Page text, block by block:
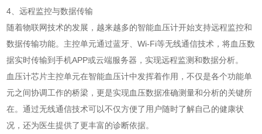
4、远程监控与数据传输
随着物联网技术的发展，越来越多的智能血压计开始支持远程监控和
数据传输功能。主控单元通过蓝牙、Wi-Fi等无线通信技术，将血压数
据实时传输到手机APP或云端服务器，实现远程监测和数据分析。
血压计芯片主控单元在智能血压计中发挥着作用，不仅是各个功能单
元之间协调工作的桥梁，更是实现血压数据准确测量和分析的关键所
在。通过无线通信技术可以不仅方便了用户随时了解自己的健康状
况，还为医生提供了更丰富的诊断依据。